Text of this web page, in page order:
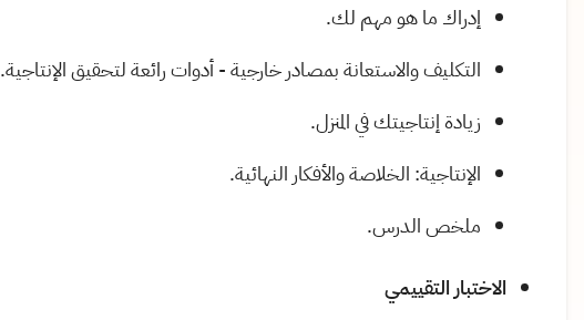
إدراك ما هو مهم لك.
التكليف والاستعانة بمصادر خارجية - أدوات رائعة لتحقيق الإنتاجية.
زيادة إنتاجيتك في المنزل.
الإنتاجية: الخلاصة والأفكار النهائية.
ملخص الدرس.
الاختبار التقييمي